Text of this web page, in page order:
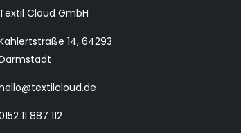
Textil Cloud GmbH
14, 64293
11 887 112